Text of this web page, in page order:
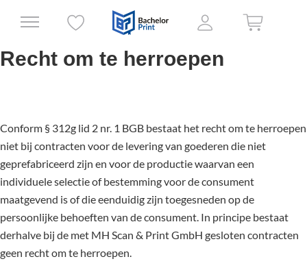
Recht om te herroepen
Conform § 312g lid 2 nr. 1 BGB bestaat het recht om te herroepen
niet bij contracten voor de levering van goederen die niet
geprefabriceerd zijn en voor de productie waarvan een
individuele selectie of bestemming voor de consument
maatgevend is of die eenduidig zijn toegesneden op de
persoonlijke behoeften van de consument. In principe bestaat
derhalve bij de met MH Scan & Print GmbH gesloten contracten
geen recht om te herroepen.